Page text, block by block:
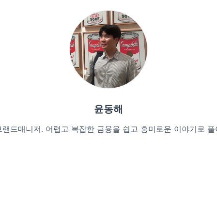
윤동해
랜드매니저. 어렵고 복잡한 금융을 쉽고 흥미로운 이야기로 풀